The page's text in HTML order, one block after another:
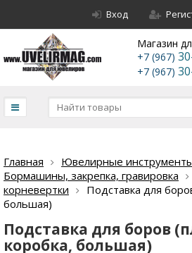
Вход
Магазин
+7 (967)
+7 (967)
Главная
Ювелирные
Бормашины, закрепка, гравировка
корневертки
Подставка для
большая)
Подставка для боров
коробка, большая)